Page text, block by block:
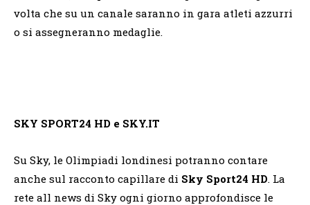
volta che su un canale saranno in gara atleti azzurri
o si assegneranno medaglie.
SKY SPORT24 HD e SKY.IT
Su Sky, le Olimpiadi londinesi potranno contare
anche sul racconto capillare di Sky Sport24 HD. La
rete all news di Sky ogni giorno approfondisce le